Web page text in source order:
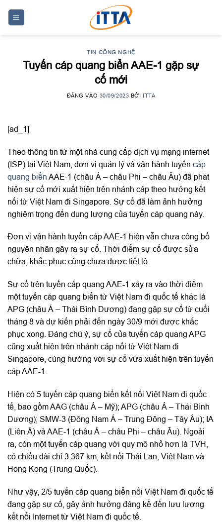
TIN CÔNG NGHỆ
Tuyến cáp quang biển AAE-1 gặp sự
cố mới
ĐĂNG VÀO 30/09/2023 BỞI ITTA
[ad_1]
Theo thông tin từ một nhà cung cấp dịch vụ mạng internet
(ISP) tại Việt Nam, đơn vị quản lý và vận hành tuyến cáp
quang biển AAE-1 (châu Á – châu Phi – châu Âu) đã phát
hiện sự cố mới xuất hiện trên nhánh cáp theo hướng kết
nối từ Việt Nam đi Singapore. Sự cố đã làm ảnh hưởng
nghiêm trọng đến dung lượng của tuyến cáp quang này.
Đơn vị vận hành tuyến cáp AAE-1 hiện vẫn chưa công bố
nguyên nhân gây ra sự cố. Thời điểm sự cố được sửa
chữa, khắc phục cũng chưa được tiết lộ.
Sự cố trên tuyến cáp quang AAE-1 xảy ra vào thời điểm
một tuyến cáp quang biển từ Việt Nam đi quốc tế khác là
APG (châu Á – Thái Bình Dương) đang gặp sự cố từ cuối
tháng 8 và dự kiến phải đến ngày 30/9 mới được khắc
phục xong. Đáng chú ý, sự cố của tuyến cáp quang APG
cũng xuất hiện trên nhánh cáp nối từ Việt Nam đi
Singapore, cùng hướng với sự cố vừa xuất hiện trên tuyến
cáp AAE-1.
Hiện có 5 tuyến cáp quang biển kết nối Việt Nam đi quốc
tế, bao gồm AAG (châu Á – Mỹ); APG (châu Á – Thái Bình
Dương); SMW-3 (Đông Nam Á – Trung Đông – Tây Âu); IA
(Liên Á) và AAE-1 (châu Á – châu Phi – châu Âu). Ngoài
ra, còn một tuyến cáp quang với quy mô nhỏ hơn là TVH,
có chiều dài chỉ 3.367 km, kết nối Thái Lan, Việt Nam và
Hong Kong (Trung Quốc).
Như vậy, 2/5 tuyến cáp quang biển nối Việt Nam đi quốc tế
đang gặp sự cố, gây ảnh hưởng đáng kể đến lưu lượng
kết nối Internet từ Việt Nam đi quốc tế.